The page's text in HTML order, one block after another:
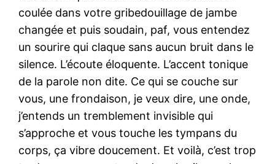
coulée dans votre gribedouillage de jambe
changée et puis soudain, paf, vous entendez
un sourire qui claque sans aucun bruit dans le
silence. L’écoute éloquente. L’accent tonique
de la parole non dite. Ce qui se couche sur
vous, une frondaison, je veux dire, une onde,
j’entends un tremblement invisible qui
s’approche et vous touche les tympans du
corps, ça vibre doucement. Et voilà, c’est trop